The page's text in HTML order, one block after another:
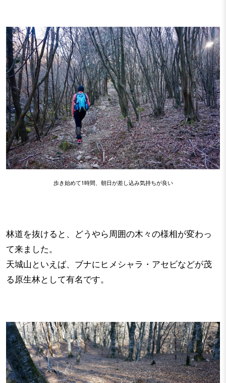
歩き始めて1時間、朝日が差し込み気持ちが良い
林道を抜けると、どうやら周囲の木々の様相が変わっ
て来ました。
天城山といえば、ブナにヒメシャラ・アセビなどが茂
る原生林として有名です。